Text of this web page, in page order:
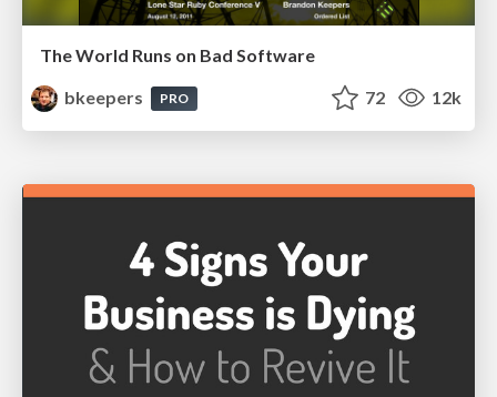
The World Runs on Bad Software
bkeepers
PRO 72 12k